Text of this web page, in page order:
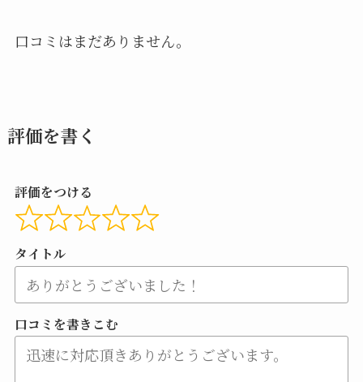
口コミはまだありません。
評価を書く
評価をつける
タイトル
口コミを書きこむ